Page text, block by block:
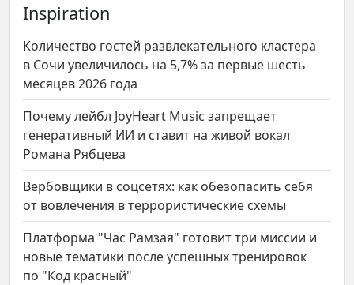
Inspiration
Количество гостей развлекательного кластера
в Сочи увеличилось на 5,7% за первые шесть
месяцев 2026 года
Почему лейбл JoyHeart Music запрещает
генеративный ИИ и ставит на живой вокал
Романа Рябцева
Вербовщики в соцсетях: как обезопасить себя
от вовлечения в террористические схемы
Платформа "Час Рамзая" готовит три миссии и
новые тематики после успешных тренировок
по "Код красный"